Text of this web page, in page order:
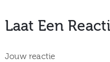
Laat Een
Jouw reactie